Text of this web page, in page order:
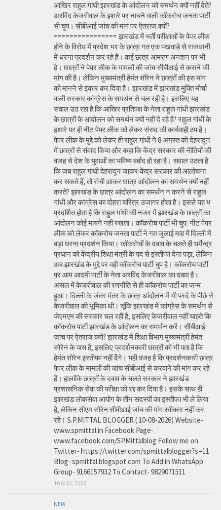
आखिर राहुल गांधी झारखंड के आंदोलन को समर्थन क्यों नहीं देते?
अरविंद केजरीवाल के इशारे पर नाचने वाली कॉकरोच जनता पार्टी
भी चुप। सीबीआई जांच की मांग पर ऐतराज क्यों?
================ झारखंड में भर्ती परीक्षाओं के पेपर लीक
होने के विरोध में प्रदेश भर के छात्र गत एक पखवाड़े से राजधानी
में धरना प्रदर्शन कर रहे हैं। कई छात्र आमरण अनशन पर भी
है। छात्रों ने पेपर लीक के मामलों की जांच सीबीआई से कराने की
मांग की है। लेकिन मुख्यमंत्री हेमंत सोरेन ने छात्रों की इस मांग
को मानने से इंकार कर दिया है। झारखंड में झारखंड मुक्ति मोर्चा
वाली सरकार कांग्रेस के समर्थन से चल रही है। इसलिए यह
सवाल उठ रहा है कि आखिर प्रतिपक्ष के नेता राहुल गांधी झारखंड
के छात्रों के आंदोलन को समर्थन क्यों नहीं दे रहे है? राहुल गांधी के
इशारे पर ही नीट पेपर लीक को लेकर संसद की कार्यवाही ठप है।
पेपर लीक के मुद्दे को लेकर ही राहुल गांधी ने 8 अगस्त को देहरादून
में छात्रों से संवाद किया और कहा कि केंद्र सरकार की नीतियों की
वजह से देश के युवाओं का भविष्य बर्बाद हो रहा है। सवाल उठता है
कि जब राहुल गांधी देहरादून जाकर केंद्र सरकार की आलोचना
कर सकते हैं, तो रांची आकर छात्र आंदोलन का समर्थन क्यों नहीं
करते? झारखंड के छात्र आंदोलन का समर्थन न करने से राहुल
गांधी और कांग्रेस का दोहरा चरित्र उजागर होता है। इससे यह भ
प्रदर्शित होता है कि राहुल गांधी की नजर में झारखंड के छात्रों का
आंदोलन कोई मायने नहीं रखता। कॉकरोच पार्टी भी चुप: नीट पेपर
लीक को लेकर कॉकरोच जनता पार्टी ने गत जुलाई माह में दिल्ली में
बड़ा धरना प्रदर्शन किया। कॉकरोचों के दबाव के चलते ही धर्मेन्द्र
प्रधान को केंद्रीय शिक्षा मंत्री के पद से इस्तीफा देना पड़ा, लेकिन
अब झारखंड के मुद्दे पर वही कॉकरोच पार्टी चुप है। कॉकरोच पार्टी
पर आम आदमी पार्टी के नेता अरविंद केजरीवाल का दबाव है।
असल में केजरीवाल की रणनीति से ही कॉकरोच पार्टी का जन्म
हुआ। दिल्ली के जंतर मंतर के छात्र आंदोलन में भी परदे के पीछे से
केजरीवाल की भूमिका थी। चूंकि झारखंड में कांग्रेस के समर्थन से
जेएमएम की सरकार चल रही है, इसलिए केजरीवाल नहीं चाहते कि
कॉकरोच पार्टी झारखंड के आंदोलन का समर्थन करें। सीबीआई
जांच पर ऐतराज क्यों? झारखंड में शिक्षा विभाग मुख्यमंत्री हेमंत
सोरेन के पास है, इसलिए प्रदर्शनकारी छात्रों को भी पता है कि
हेमंत सोरेन इस्तीफा नहीं देेंगे। यही वजह है कि प्रदर्शनकारी छात्र
पेपर लीक के मामलों की जांच सीबीआई से करवाने की मांग कर रहे
हैं। हालांकि छात्रों के दबाव के चलते सरकार ने झारखंड
प्रशासनिक सेवा की परीक्षा को रद्द कर दिया है। इसके साथ ही
झारखंड लोकसेवा आयोग के तीन सदस्यों का इस्तीफा भी ले लिया
है, लेकिन सीएम सोरेन सीबीआई जांच की मांग स्वीकार नहीं कर
रहे। S.P.MITTAL BLOGGER ( 10-08-2026) Website-
www.spmittal.in Facebook Page-
www.facebook.com/SPMittalblog Follow me on
Twitter- https://twitter.com/spmittalblogger?s=11
Blog- spmittal.blogspot.com To Add in WhatsApp
Group- 9166157932 To Contact- 9829071511
10 AUG, 2026
NEW